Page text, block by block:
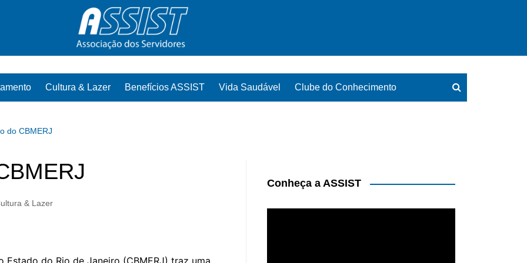
Cultura & Lazer Benefícios ASSIST Vida Saudável Clube do Conhecimento
do CBMERJ
& Lazer
Conheça a ASSIST